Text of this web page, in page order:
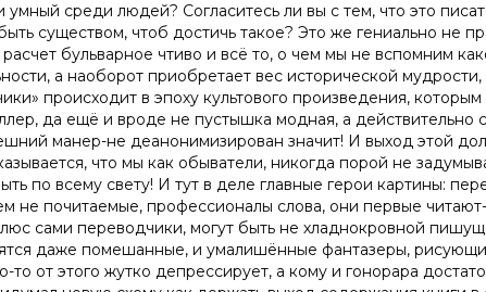
умный среди людей? Согласитесь ли вы с тем, что это
существом, чтоб достичь такое? Это же гениально не
бульварное чтиво и всё то, о чем мы не вспомним
а наоборот приобретает вес исторической мудрости,
происходит в эпоху культового произведения,
да ещё и вроде не пустышка модная, а действительно
манер-не деанонимизирован значит! И выход этой
что мы как обыватели, никогда порой не
по всему свету! И тут в деле главные герои картины:
не почитаемые, профессионалы слова, они первые
сами переводчики, могут быть не хладнокровной
даже помешанные, и умалишённые фантазеры,
то от этого жутко депрессирует, а кому и гонорара